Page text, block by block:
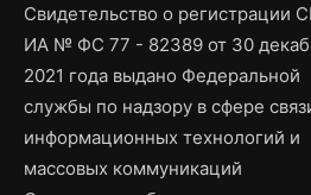
Свидетельство о регистрации
ИА № ФС 77 - 82389 от 30
2021 года выдано Федеральной
службы по надзору в сфере
информационных технологий и
массовых коммуникаций